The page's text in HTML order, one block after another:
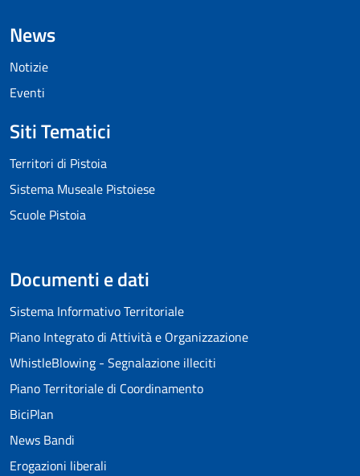
News
Notizie
Eventi
Siti Tematici
Territori di Pistoia
Sistema Museale Pistoiese
Scuole Pistoia
Documenti e dati
Sistema Informativo Territoriale
Piano Integrato di Attività e Organizzazione
WhistleBlowing - Segnalazione illeciti
Piano Territoriale di Coordinamento
BiciPlan
News Bandi
Erogazioni liberali